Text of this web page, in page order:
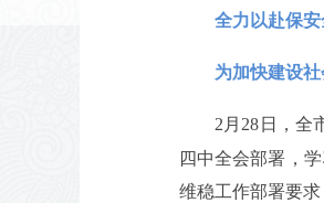
全力以赴保
为加快建设
2月28日，全
四中全会部署，
维稳工作部署要求